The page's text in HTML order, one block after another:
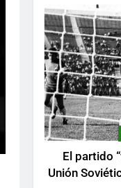
El partido
Unión